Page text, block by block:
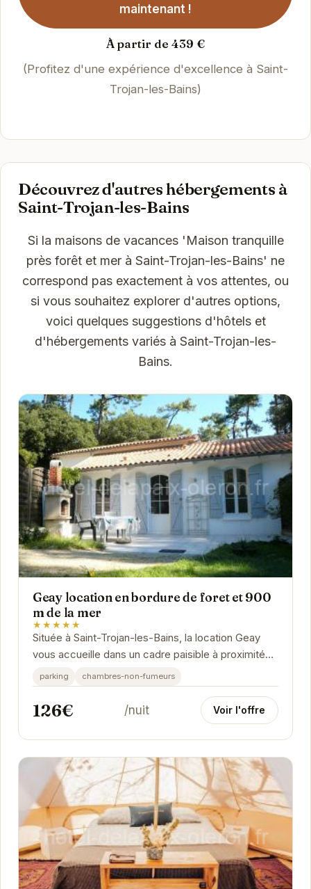
maintenant !
À partir de 439 €
(Profitez d'une expérience d'excellence à Saint-
Trojan-les-Bains)
Découvrez d'autres hébergements à
Saint-Trojan-les-Bains
Si la maisons de vacances 'Maison tranquille
près forêt et mer à Saint-Trojan-les-Bains' ne
correspond pas exactement à vos attentes, ou
si vous souhaitez explorer d'autres options,
voici quelques suggestions d'hôtels et
d'hébergements variés à Saint-Trojan-les-
Bains.
Geay location en bordure de foret et 900
m de la mer
★★★★★
Située à Saint-Trojan-les-Bains, la location Geay
vous accueille dans un cadre paisible à proximité
de la plage et de la forêt.
parking chambres-non-fumeurs
126€ /nuit Voir l'offre